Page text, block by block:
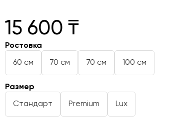
15 600 ₸
Ростовка
60 см 70 см 70 см 100 см
Размер
Стандарт Premium Lux